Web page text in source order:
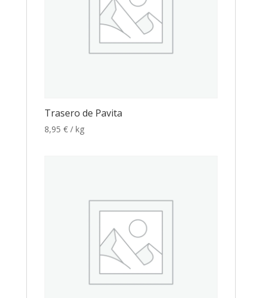
Trasero de Pavita
8,95 € / kg